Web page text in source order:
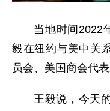
当地时间2022
毅在纽约与美中关
员会、美国商会代
王毅说，今天